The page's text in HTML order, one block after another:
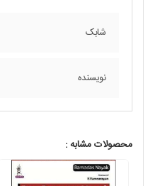
شابک
نویسنده
محصولات مشابه :